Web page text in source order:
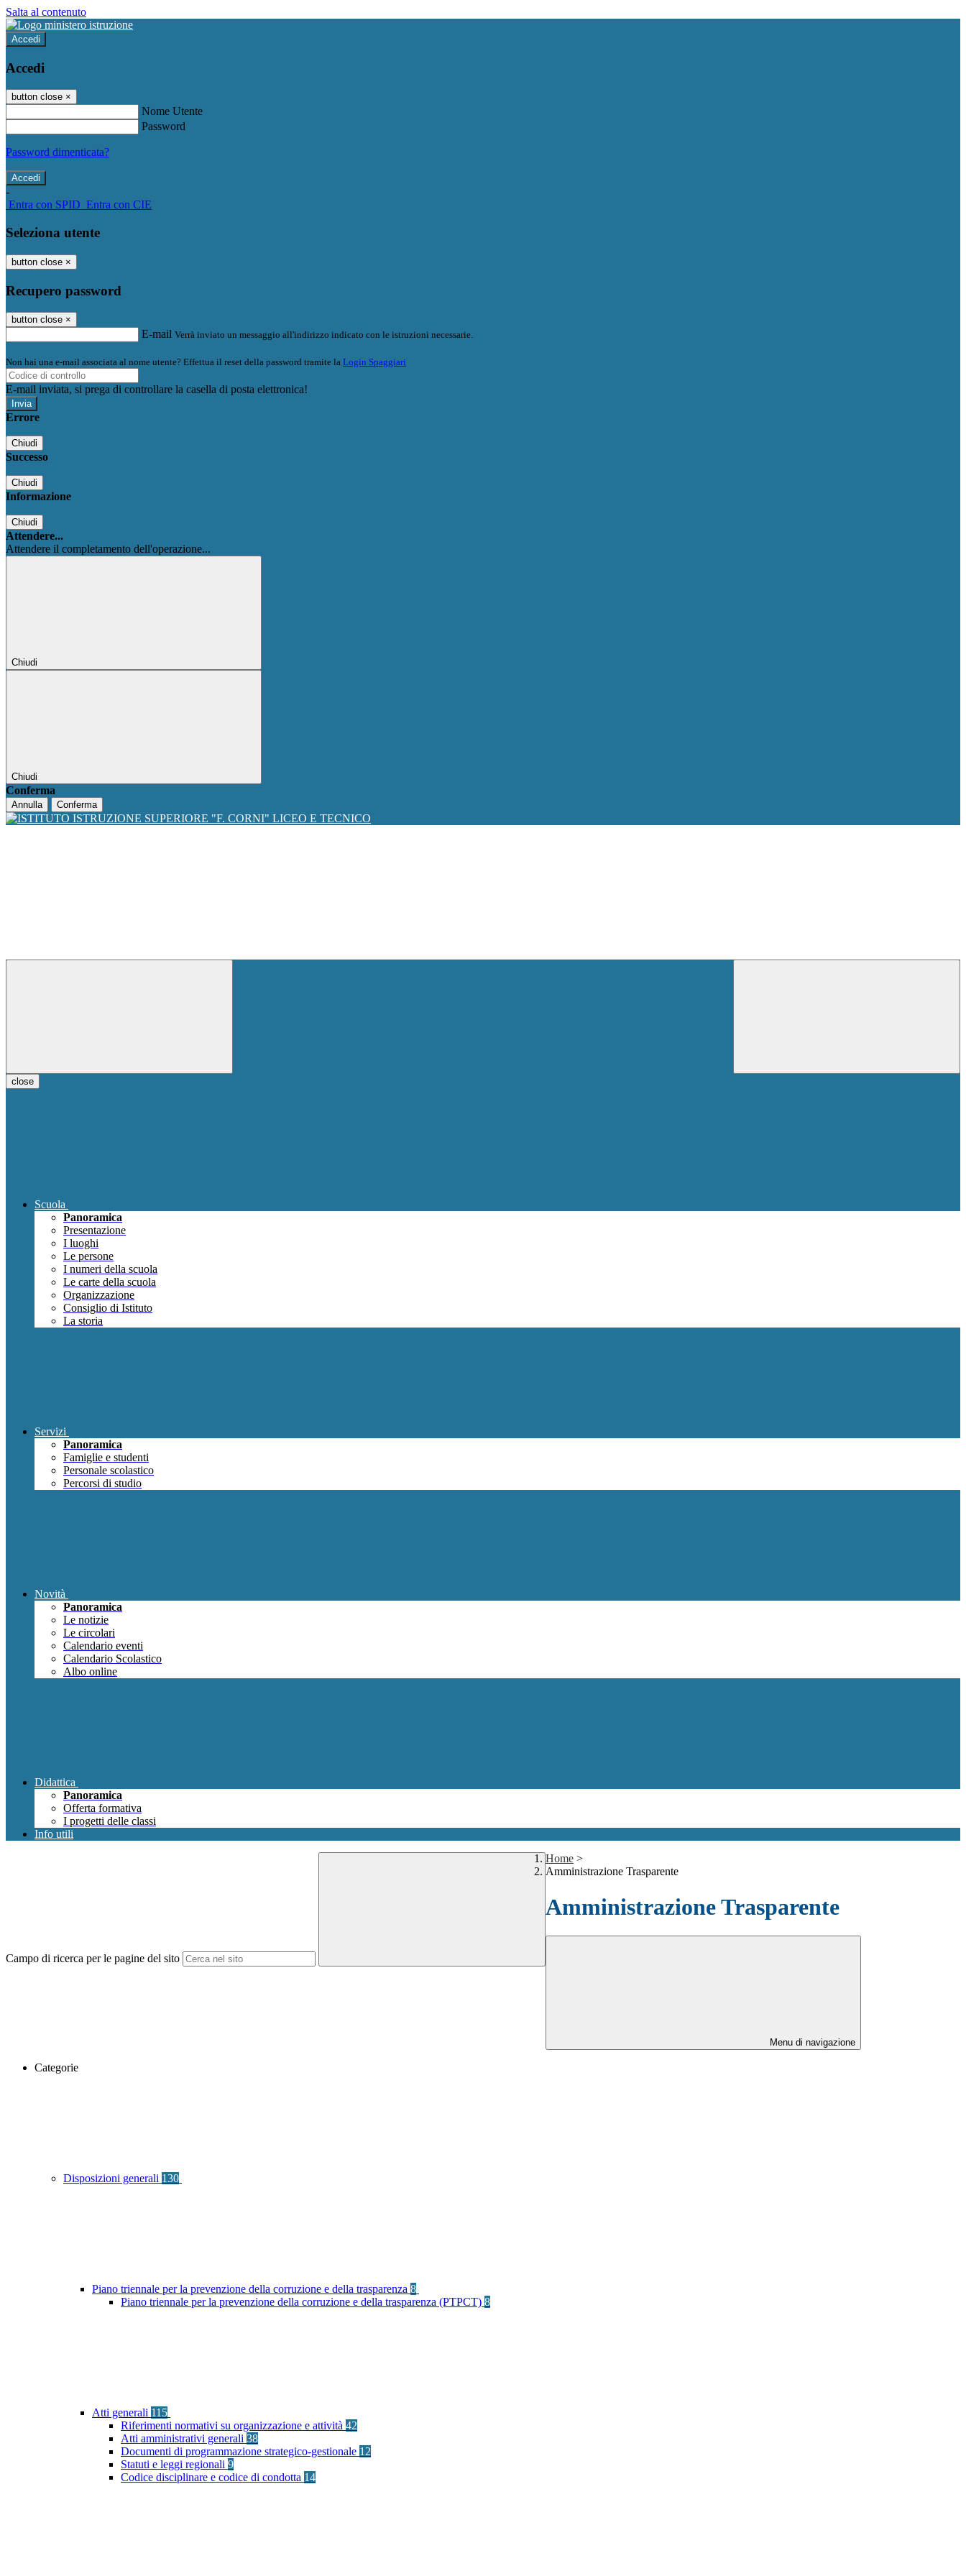
Salta al contenuto
Accedi
Accedi
button close ×
Nome Utente
Password
Password dimenticata?
-
Entra con SPID Entra con CIE
Seleziona utente
button close ×
Recupero password
button close ×
E-mail Verrà inviato un messaggio all'indirizzo indicato con le istruzioni necessarie.
Non hai una e-mail associata al nome utente? Effettua il reset della password tramite la Login Spaggiari
E-mail inviata, si prega di controllare la casella di posta elettronica!
Errore
Chiudi
Successo
Chiudi
Informazione
Chiudi
Attendere...
Attendere il completamento dell'operazione...
Chiudi
Chiudi
Conferma
Annulla Conferma
close
Scuola
Panoramica
Presentazione
I luoghi
Le persone
I numeri della scuola
Le carte della scuola
Organizzazione
Consiglio di Istituto
La storia
Servizi
Panoramica
Famiglie e studenti
Personale scolastico
Percorsi di studio
Novità
Panoramica
Le notizie
Le circolari
Calendario eventi
Calendario Scolastico
Albo online
Didattica
Panoramica
Offerta formativa
I progetti delle classi
Info utili
Campo di ricerca per le pagine del sito
Home >
Amministrazione Trasparente
Amministrazione Trasparente
Menu di navigazione
Categorie
Disposizioni generali 130
Piano triennale per la prevenzione della corruzione e della trasparenza 8
Piano triennale per la prevenzione della corruzione e della trasparenza (PTPCT) 8
Atti generali 115
Riferimenti normativi su organizzazione e attività 42
Atti amministrativi generali 38
Documenti di programmazione strategico-gestionale 12
Statuti e leggi regionali 9
Codice disciplinare e codice di condotta 14